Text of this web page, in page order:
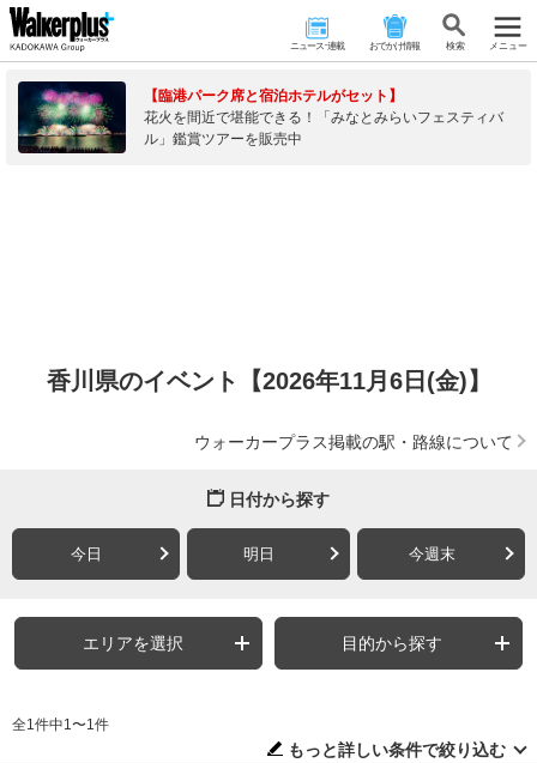
ニュース･連載 おでかけ情報 検 索 メニュー
【臨港パーク席と宿泊ホテルがセット】
花火を間近で堪能できる！「みなとみらいフェスティバ
ル」鑑賞ツアーを販売中
香川県のイベント【2026年11月6日(金)】
ウォーカープラス掲載の駅・路線について
日付から探す
今日 明日 今週末
エリアを選択 目的から探す
全1件中1〜1件
もっと詳しい条件で絞り込む